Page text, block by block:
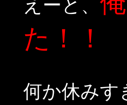
えーと、
た！！
何か休みす